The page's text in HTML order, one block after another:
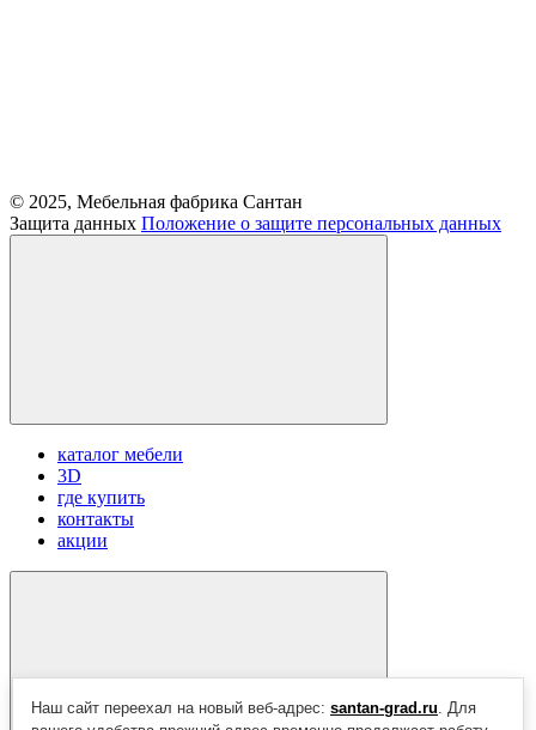
© 2025, Мебельная фабрика Сантан
Защита данных Положение о защите персональных данных
каталог мебели
3D
где купить
контакты
акции
Наш сайт переехал на новый веб-адрес: santan-grad.ru. Для